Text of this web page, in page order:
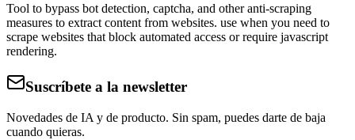
Tool to bypass bot detection, captcha, and other anti-scraping
measures to extract content from websites. use when you need to
scrape websites that block automated access or require javascript
rendering.
Suscríbete a la newsletter
Novedades de IA y de producto. Sin spam, puedes darte de baja
cuando quieras.